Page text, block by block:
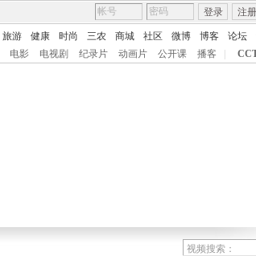
登录 注册
旅游 健康 时尚 三农 商城 社区 微博 博客 论坛
电影 电视剧 纪录片 动画片 公开课 播客